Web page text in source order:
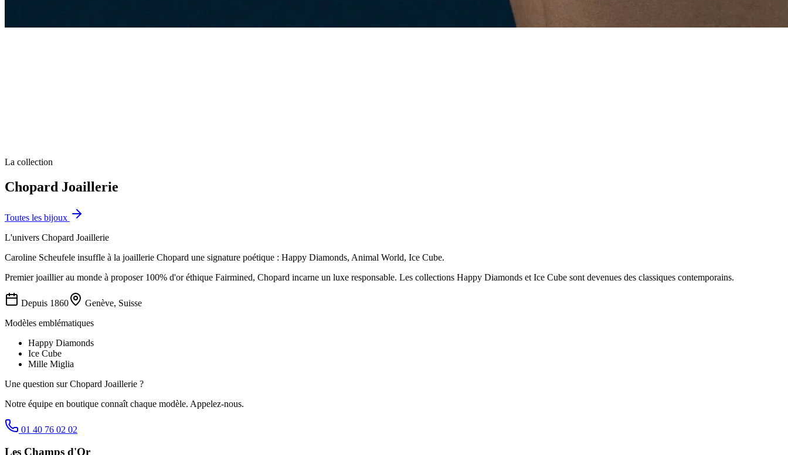
La collection
Chopard Joaillerie
Toutes les bijoux
L'univers Chopard Joaillerie
Caroline Scheufele insuffle à la joaillerie Chopard une signature poétique : Happy Diamonds, Animal World, Ice Cube.
Premier joaillier au monde à proposer 100% d'or éthique Fairmined, Chopard incarne un luxe responsable. Les collections Happy Diamonds et Ice Cube sont devenues des classiques contemporains.
Depuis 1860
Genève, Suisse
Modèles emblématiques
Happy Diamonds
Ice Cube
Mille Miglia
Une question surChopard Joaillerie ?
Notre équipe en boutique connaît chaque modèle. Appelez-nous.
01 40 76 02 02
Les Champs d'Or